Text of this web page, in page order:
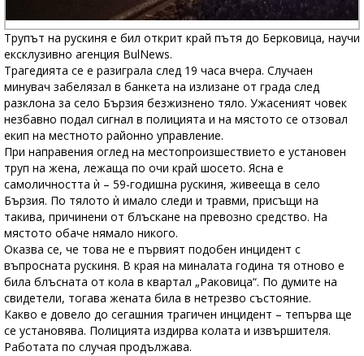
Трупът на рускиня е бил открит край пътя до Берковица, научи
ексклузивно агенция BulNews.
Трагедията се е разиграла след 19 часа вчера. Случаен
минувач забелязал в банкета на излизане от града след
разклона за село Бързия безжизнено тяло. Ужасеният човек
незбавно подал сигнал в полицията и на мястото се отзовал
екип на местното районно управление.
При направения оглед на местопроизшествието е установен
труп на жена, лежаща по очи край шосето. Ясна е
самоличността ѝ – 59-годишна рускиня, живееща в село
Бързия. По тялото ѝ имало следи и травми, присъщи на
такива, причинени от блъскане на превозно средство. На
мястото обаче нямало никого.
Оказва се, че това не е първият подобен инцидент с
въпросната рускиня. В края на миналата година тя отново е
била блъсната от кола в квартал „Раковица“. По думите на
свидетели, тогава жената била в нетрезво състояние.
Какво е довело до сегашния трагичен инцидент – тепърва ще
се установява. Полицията издирва колата и извършителя.
Работата по случая продължава.